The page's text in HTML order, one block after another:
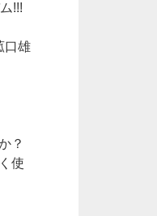
!!!
口雄
？
使